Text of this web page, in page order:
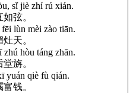
sǐ jiè zhí rú xián.
弦。
lùn mèi zào tiān.
天。
zhú hòu táng zhān.
旃。
yuán qiè fù qián.
钱。